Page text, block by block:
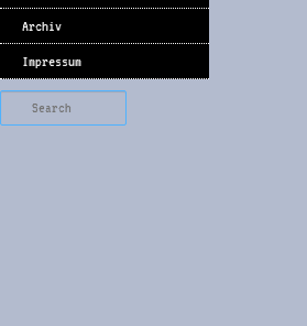
Archiv
Impressum